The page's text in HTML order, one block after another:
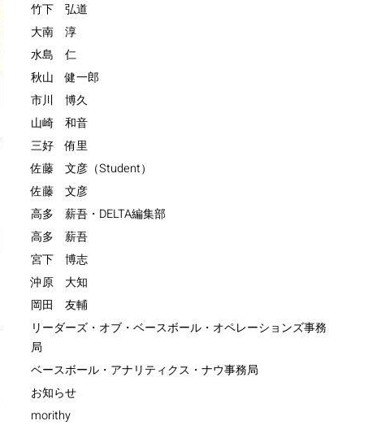
竹下 弘道
大南 淳
水島 仁
秋山 健一郎
市川 博久
山崎 和音
三好 侑里
佐藤 文彦（Student）
佐藤 文彦
高多 薪吾・DELTA編集部
高多 薪吾
宮下 博志
沖原 大知
岡田 友輔
リーダーズ・オブ・ベースボール・オペレーションズ事務
局
ベースボール・アナリティクス・ナウ事務局
お知らせ
morithy